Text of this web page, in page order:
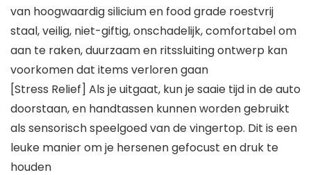
van hoogwaardig silicium en food grade roestvrij
staal, veilig, niet-giftig, onschadelijk, comfortabel om
aan te raken, duurzaam en ritssluiting ontwerp kan
voorkomen dat items verloren gaan
[Stress Relief] Als je uitgaat, kun je saaie tijd in de auto
doorstaan, en handtassen kunnen worden gebruikt
als sensorisch speelgoed van de vingertop. Dit is een
leuke manier om je hersenen gefocust en druk te
houden